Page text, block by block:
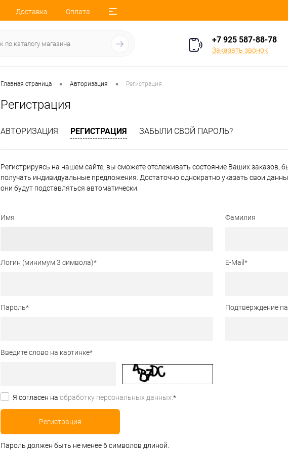
Доставка Оплата
+7 925 587-88-78
Заказать звонок
Главная страница • Авторизация • Регистрация
Регистрация
АВТОРИЗАЦИЯ РЕГИСТРАЦИЯ ЗАБЫЛИ СВОЙ ПАРОЛЬ?
Регистрируясь на нашем сайте, вы сможете отслеживать состояние Ваших заказов,
получать индивидуальные предложения. Достаточно однократно указать свои
они будут подставляться автоматически.
Имя Фамилия
Логин (минимум 3 символа)* E-Mail *
Пароль* Подтверждение
Введите слово на картинке*
Я согласен на обработку персональных данных.*
Пароль должен быть не менее 6 символов длиной.